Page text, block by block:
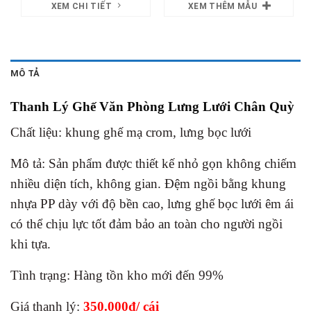
XEM CHI TIẾT XEM THÊM MẪU
MÔ TẢ
Thanh Lý Ghế Văn Phòng Lưng Lưới Chân Quỳ
Chất liệu: khung ghế mạ crom, lưng bọc lưới
Mô tả: Sản phẩm được thiết kế nhỏ gọn không chiếm
nhiều diện tích, không gian. Đệm ngồi bằng khung
nhựa PP dày với độ bền cao, lưng ghế bọc lưới êm ái
có thể chịu lực tốt đảm bảo an toàn cho người ngồi
khi tựa.
Tình trạng: Hàng tồn kho mới đến 99%
Giá thanh lý: 350.000đ/ cái